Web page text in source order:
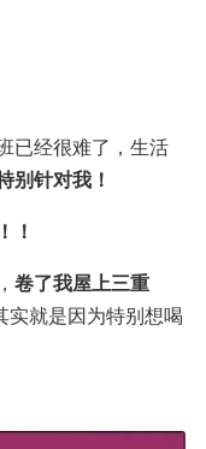
已经很难了，生活
别针对我！
！
卷了我屋上三重
实就是因为特别想喝